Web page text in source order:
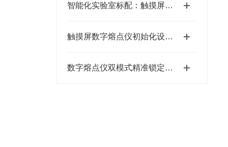
智能化实验室标配：触摸屏数字熔点仪的五大核心价值解析
触摸屏数字熔点仪初始化设置流程
数字熔点仪双模式精准锁定物质熔点